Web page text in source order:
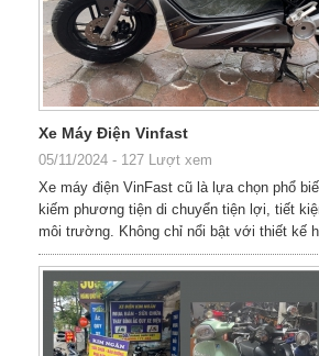
Xe Máy Điện Vinfast
05/11/2024 - 127 Lượt xem
Xe máy điện VinFast cũ là lựa chọn phổ
kiếm phương tiện di chuyển tiện lợi, tiết
môi trường. Không chỉ nổi bật với thiết kế